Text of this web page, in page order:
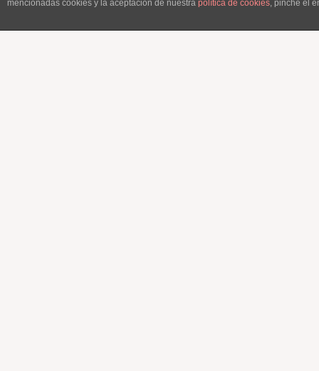
mencionadas cookies y la aceptación de nuestra política de cookies, pinche el